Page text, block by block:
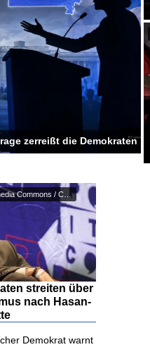
zerreißt die Demokraten
mo1567 / Wikimedia Commons / CC...
streiten über
nach Hasan-
Demokrat warnt